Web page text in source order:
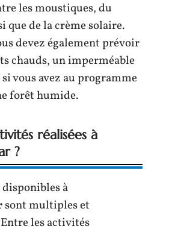
les moustiques, du
que de la crème solaire.
devez également prévoir
chauds, un imperméable
vous avez au programme
forêt humide.
réalisées à
?
à
sont multiples et
les activités